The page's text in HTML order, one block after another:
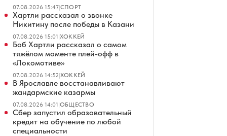
07.08.2026 15:47|СПОРТ
Хартли рассказал о звонке
Никитину после победы в Казани
07.08.2026 15:01|ХОККЕЙ
Боб Хартли рассказал о самом
тяжёлом моменте плей-офф в
«Локомотиве»
07.08.2026 14:52|ХОККЕЙ
В Ярославле восстанавливают
жандармские казармы
07.08.2026 14:01|ОБЩЕСТВО
Сбер запустил образовательный
кредит на обучение по любой
специальности